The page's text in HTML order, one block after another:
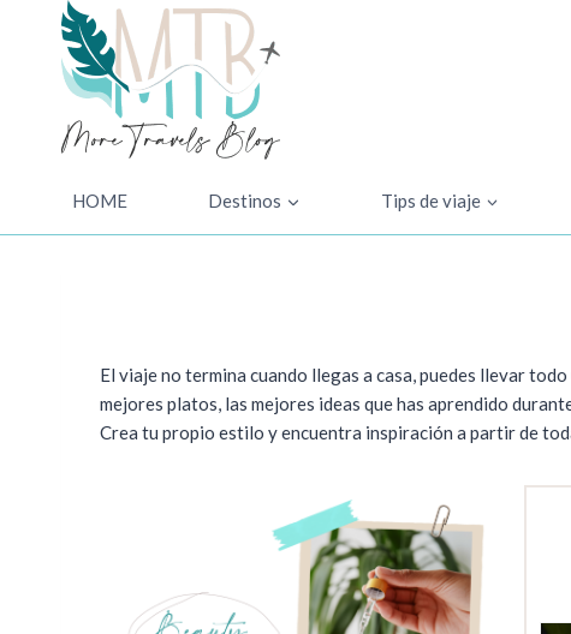
contenido
HOME Destinos Tips de viaje
El viaje no termina cuando llegas a casa, puedes llevar
mejores platos, las mejores ideas que has aprendido
Crea tu propio estilo y encuentra inspiración a partir de